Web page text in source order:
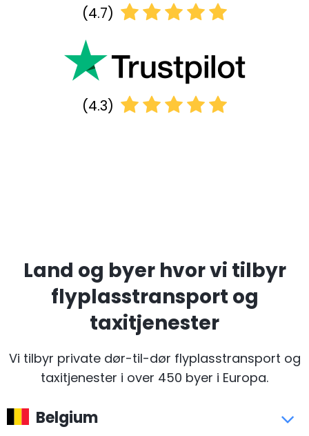
(4.7)
(4.3)
Land og byer hvor vi tilbyr
flyplasstransport og
taxitjenester
Vi tilbyr private dør-til-dør flyplasstransport og
taxitjenester i over 450 byer i Europa.
Belgium